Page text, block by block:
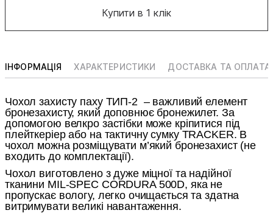
Купити в 1 клік
ІНФОРМАЦІЯ ХАРАКТЕРИСТИКИ ДОСТАВКА ТА ОПЛАТА
Чохол захисту паху ТИП-2 – важливий елемент
бронезахисту, який доповнює бронежилет. За
допомогою велкро застібки може кріпитися під
плейткеріер або на тактичну сумку TRACKER. В
чохол можна розміщувати м’який бронезахист (не
входить до комплектації).
Чохол виготовлено з дуже міцної та надійної
тканини MIL-SPEC CORDURA 500D, яка не
пропускає вологу, легко очищається та здатна
витримувати великі навантаження.